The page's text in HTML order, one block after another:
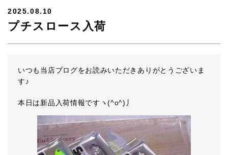
2025.08.10
プチスロース入荷
いつも当店ブログをお読みいただきありがとうございま
す♪
本日は新品入荷情報ですヽ(^o^)丿